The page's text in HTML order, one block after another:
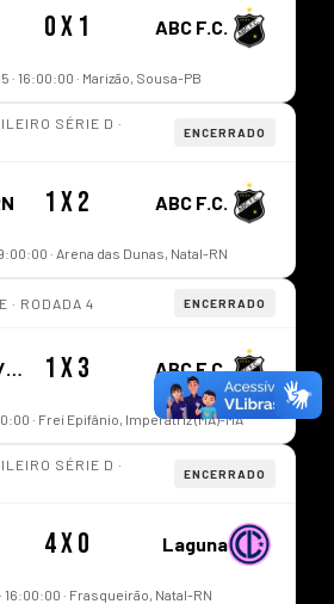
0 x 1 ABC F.C.
· 16:00:00 · Marizão, Sousa-PB
SÉRIE D ·
ENCERRADO
1 x 2 ABC F.C.
· Arena das Dunas, Natal-RN
· RODADA 4 ENCERRADO
Imperatriz/MA 1 x 3 ABC F.C.
· Frei Epifânio, Imperatriz (MA)-MA
SÉRIE D ·
ENCERRADO
4 x 0 Laguna
16:00:00 · Frasqueirão, Natal-RN